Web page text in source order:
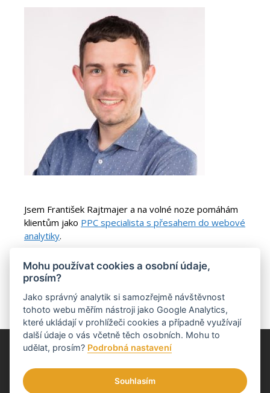
Jsem František Rajtmajer a na volné noze pomáhám
klientům jako PPC specialista s přesahem do webové
analytiky.
Pokud máš nápad na vylepšení tohoto webu nebo ti
tu něco chybí,
přesahem do webové analytikynastavuje měření, vyhodnocuje data,
řídí PPC kampaně a pomáhám podnikatelům s rozhodováním na
základě dat.
Mohu používat cookies a osobní údaje,
prosím?
Jako správný analytik si samozřejmě návštěvnost
tohoto webu měřím nástroji jako Google Analytics,
které ukládají v prohlížeči cookies a případně využívají
další údaje o vás včetně těch osobních. Mohu to
udělat, prosím? Podrobná nastavení
Souhlasím